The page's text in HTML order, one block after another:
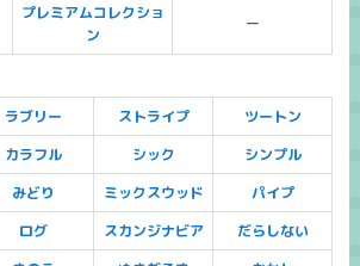
プレミアムコレクショ
ン
ー
ラブリー ストライプ
ツートン
カラフル シック
シンプル
みどり ミックスウッド
パイプ
ログ スカンジナビア
だらしない